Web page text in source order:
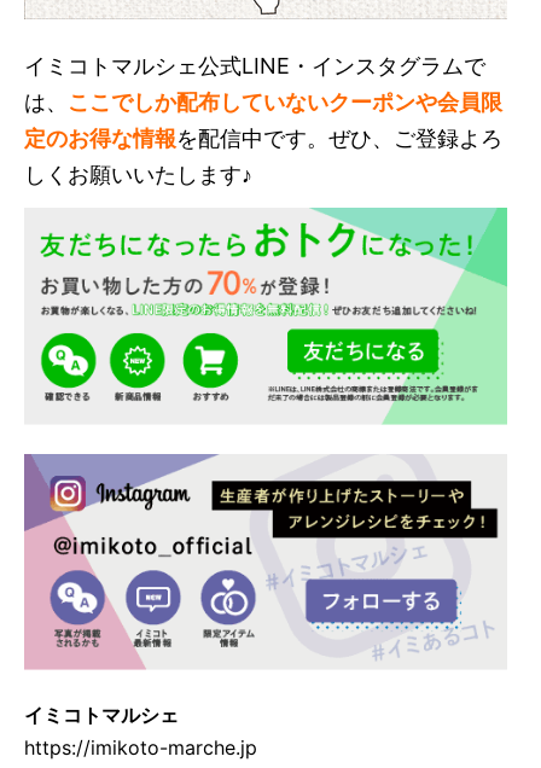
イミコトマルシェ公式LINE・インスタグラムで
は、 ここでしか配布していないクーポンや会員限
定のお得な情報を配信中です。ぜひ、ご登録よろ
しくお願いいたします♪
イミコトマルシェ
https://imikoto-marche.jp